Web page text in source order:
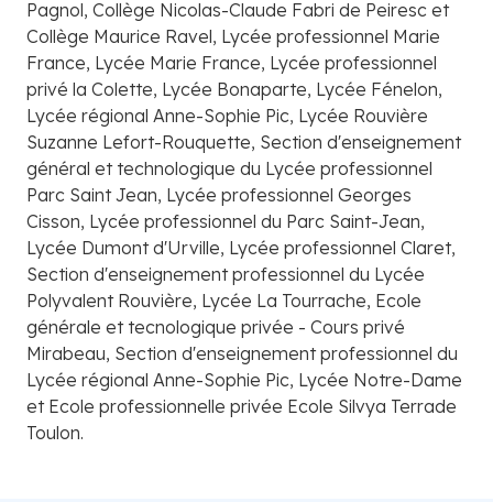
Pagnol, Collège Nicolas-Claude Fabri de Peiresc et
Collège Maurice Ravel, Lycée professionnel Marie
France, Lycée Marie France, Lycée professionnel
privé la Colette, Lycée Bonaparte, Lycée Fénelon,
Lycée régional Anne-Sophie Pic, Lycée Rouvière
Suzanne Lefort-Rouquette, Section d'enseignement
général et technologique du Lycée professionnel
Parc Saint Jean, Lycée professionnel Georges
Cisson, Lycée professionnel du Parc Saint-Jean,
Lycée Dumont d'Urville, Lycée professionnel Claret,
Section d'enseignement professionnel du Lycée
Polyvalent Rouvière, Lycée La Tourrache, Ecole
générale et tecnologique privée - Cours privé
Mirabeau, Section d'enseignement professionnel du
Lycée régional Anne-Sophie Pic, Lycée Notre-Dame
et Ecole professionnelle privée Ecole Silvya Terrade
Toulon.